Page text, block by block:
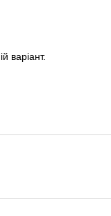
варіант.